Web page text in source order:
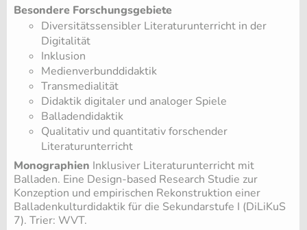
Besondere Forschungsgebiete
Diversitätssensibler Literaturunterricht in der
Digitalität
Inklusion
Medienverbunddidaktik
Transmedialität
Didaktik digitaler und analoger Spiele
Balladendidaktik
Qualitativ und quantitativ forschender
Literaturunterricht
Monographien Inklusiver Literaturunterricht mit
Balladen. Eine Design-based Research Studie zur
Konzeption und empirischen Rekonstruktion einer
Balladenkulturdidaktik für die Sekundarstufe I (DiLiKuS
7). Trier: WVT.